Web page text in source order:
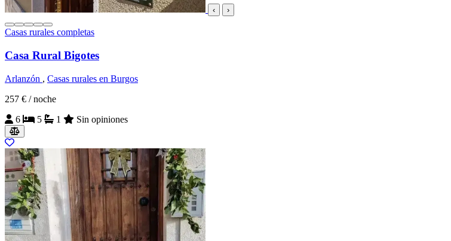
‹ ›
Casas rurales completas
Casa Rural Bigotes
Arlanzón , Casas rurales en Burgos
257 € / noche
6
5 1 Sin opiniones